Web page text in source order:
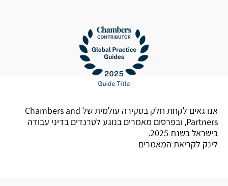
אנו גאים לקחת חלק בסקירה עולמית של Chambers and
Partners, ובפרסום מאמרים בנוגע לטרנדים בדיני עבודה
בישראל בשנת 2025.
לינק לקריאת המאמרים